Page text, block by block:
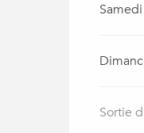
Samedi
Sortie